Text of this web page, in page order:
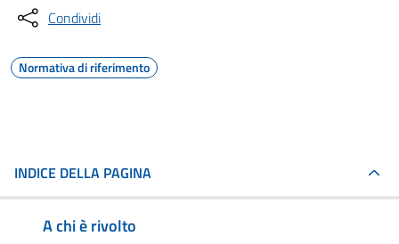
Condividi
Normativa di riferimento
INDICE DELLA PAGINA
A chi è rivolto